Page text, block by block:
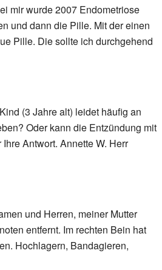
mir wurde 2007 Endometriose
und dann die Pille. Mit der einen
Pille. Die sollte ich durchgehend
(3 Jahre alt) leidet häufig an
Oder kann die Entzündung mit
Antwort. Annette W. Herr
und Herren, meiner Mutter
entfernt. Im rechten Bein hat
Hochlagern, Bandagieren,